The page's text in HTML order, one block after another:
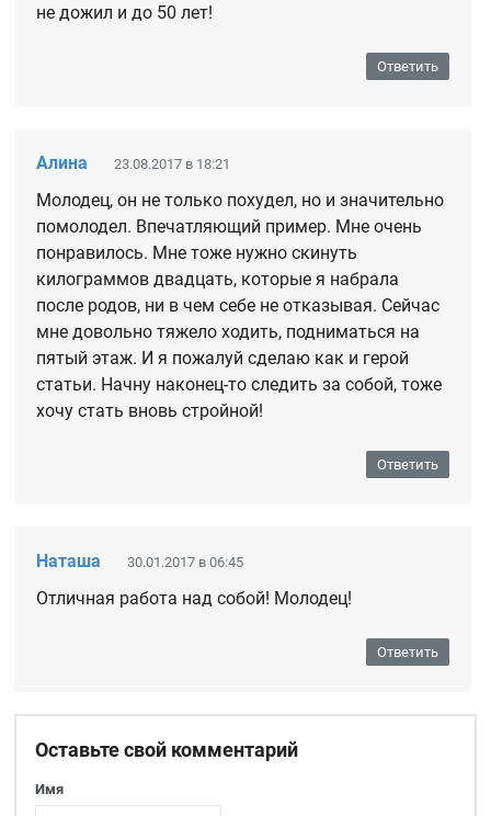
не дожил и до 50 лет!
Ответить
Алина 23.08.2017 в 18:21
Молодец, он не только похудел, но и значительно
помолодел. Впечатляющий пример. Мне очень
понравилось. Мне тоже нужно скинуть
килограммов двадцать, которые я набрала
после родов, ни в чем себе не отказывая. Сейчас
мне довольно тяжело ходить, подниматься на
пятый этаж. И я пожалуй сделаю как и герой
статьи. Начну наконец-то следить за собой, тоже
хочу стать вновь стройной!
Ответить
Наташа 30.01.2017 в 06:45
Отличная работа над собой! Молодец!
Ответить
Оставьте свой комментарий
Имя